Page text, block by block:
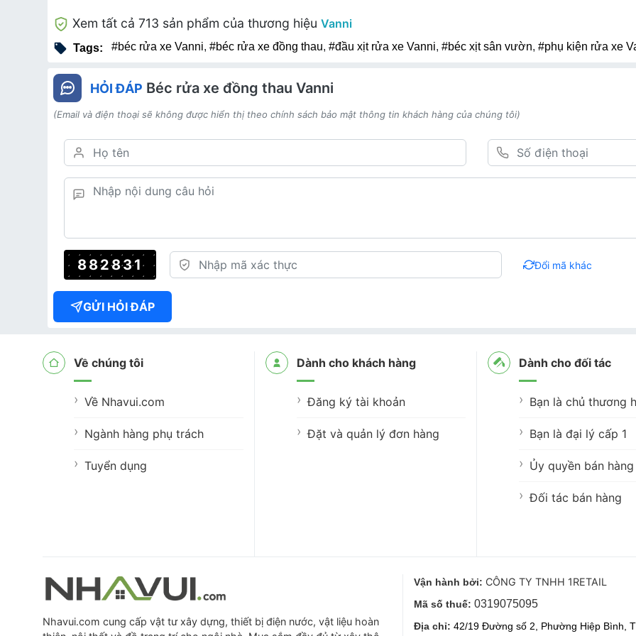
Xem tất cả 713 sản phẩm của thương hiệu Vanni
Tags: #béc rửa xe Vanni, #béc rửa xe đồng thau, #đầu xịt rửa xe Vanni, #béc xịt sân vườn, #phụ kiện rửa xe
HỎI ĐÁP Béc rửa xe đồng thau Vanni
(Email và điện thoại sẽ không được hiển thị theo chính sách bảo mật thông tin khách hàng của chúng tôi)
882831 Đổi mã khác
GỬI HỎI ĐÁP
Về chúng tôi
Về Nhavui.com
Ngành hàng phụ trách
Tuyển dụng
Dành cho khách hàng
Đăng ký tài khoản
Đặt và quản lý đơn hàng
Dành cho đối tác
Bạn là chủ thương
Bạn là đại lý cấp 1
Ủy quyền bán
Đối tác bán hàng
Nhavui.com cung cấp vật tư xây dựng, thiết bị điện nước, vật liệu hoàn
Vận hành bởi: CÔNG TY TNHH 1RETAIL
Mã số thuế: 0319075095
Địa chỉ: 42/19 Đường số 2, Phường Hiệp Bình,